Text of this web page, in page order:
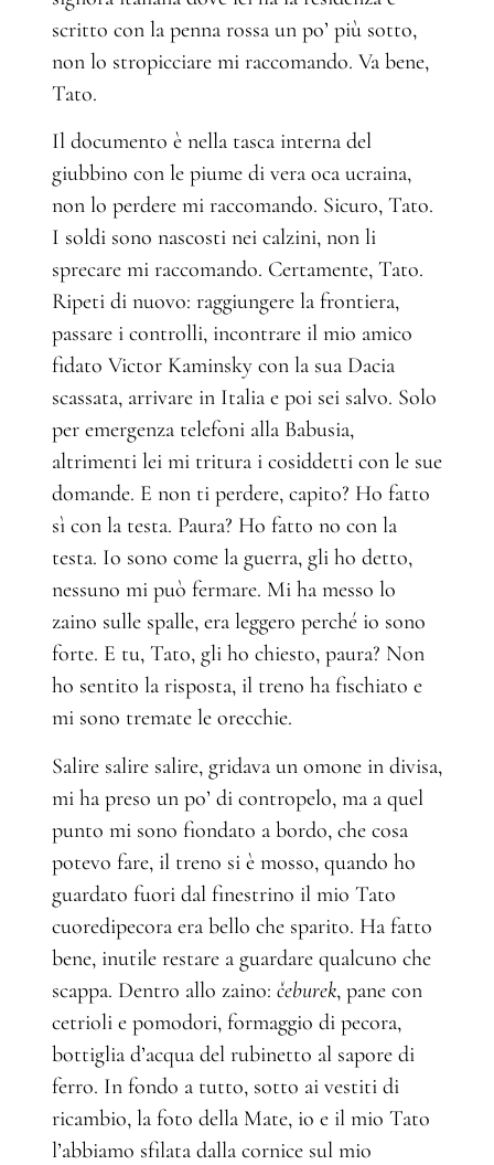
scritto con la penna rossa un po’ più sotto,
non lo stropicciare mi raccomando. Va bene,
Tato.
Il documento è nella tasca interna del
giubbino con le piume di vera oca ucraina,
non lo perdere mi raccomando. Sicuro, Tato.
I soldi sono nascosti nei calzini, non li
sprecare mi raccomando. Certamente, Tato.
Ripeti di nuovo: raggiungere la frontiera,
passare i controlli, incontrare il mio amico
fidato Victor Kaminsky con la sua Dacia
scassata, arrivare in Italia e poi sei salvo. Solo
per emergenza telefoni alla Babusia,
altrimenti lei mi tritura i cosiddetti con le sue
domande. E non ti perdere, capito? Ho fatto
sì con la testa. Paura? Ho fatto no con la
testa. Io sono come la guerra, gli ho detto,
nessuno mi può fermare. Mi ha messo lo
zaino sulle spalle, era leggero perché io sono
forte. E tu, Tato, gli ho chiesto, paura? Non
ho sentito la risposta, il treno ha fischiato e
mi sono tremate le orecchie.
Salire salire salire, gridava un omone in divisa,
mi ha preso un po’ di contropelo, ma a quel
punto mi sono fiondato a bordo, che cosa
potevo fare, il treno si è mosso, quando ho
guardato fuori dal finestrino il mio Tato
cuoredipecora era bello che sparito. Ha fatto
bene, inutile restare a guardare qualcuno che
scappa. Dentro allo zaino: čeburek, pane con
cetrioli e pomodori, formaggio di pecora,
bottiglia d’acqua del rubinetto al sapore di
ferro. In fondo a tutto, sotto ai vestiti di
ricambio, la foto della Mate, io e il mio Tato
l’abbiamo sfilata dalla cornice sul mio